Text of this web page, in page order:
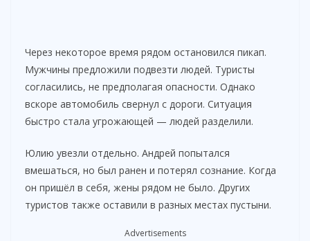
Через некоторое время рядом остановился пикап.
Мужчины предложили подвезти людей. Туристы
согласились, не предполагая опасности. Однако
вскоре автомобиль свернул с дороги. Ситуация
быстро стала угрожающей — людей разделили.
Юлию увезли отдельно. Андрей попытался
вмешаться, но был ранен и потерял сознание. Когда
он пришёл в себя, жены рядом не было. Других
туристов также оставили в разных местах пустыни.
Advertisements